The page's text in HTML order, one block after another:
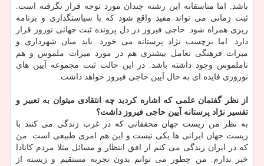
باشد. اما متاسفانه این رشته چندان مورد توجه قرار نگرفته است.
ثبت زمانی می تواند مفید واقع شود که با سیاستگذاری و برنامه
ریزی همراه شود. حاجی فیروز در دل پرونده ثبت جهانی نوروز قرار
دارد. اما برچسب نژاد پرستانه می خورد. باید میان شهرداری و
میراث فرهنگی تعامل بیشتری هم در مورد میراث ملموس و هم
ناملموس وجود داشته باشد. در این حالت ثبت مجموعه آیین های
نوروزی فایده ای به حال آیین حاجی فیروز خواهد داشت.
از نظر گفتمان علمی که اشاره کردید چه انتقادی میتوان به تعبیر و
تفسیر نژاد پرستانه آیین حاجی فیروز داشت؟
به نظر من زیست جهان محققانی که در غرب زندگی می کنند با
زیست جهان ایرانی ها یکی نیست و این هم امری طبیعی است. من
که در ایران زندگی می کنم از افق انتظار و مسائل مثلا مردم کانادا
خبر ندارم. من چطور می توانم بدون تجربه مستقیم و زیسته از